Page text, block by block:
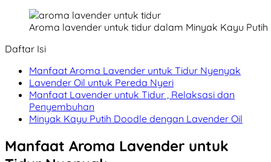
Aroma lavender untuk tidur dalam Minyak Kayu
Daftar Isi
Manfaat Aroma Lavender untuk Tidur Nyenyak
Lavender Oil untuk Pereda Nyeri
Manfaat Lavender untuk Tidur , Relaksasi dan
Penyembuhan
Minyak Kayu Putih Doodle dengan Lavender Oil
Manfaat Aroma Lavender untuk